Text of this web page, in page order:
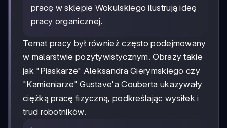
pracę w sklepie Wokulskiego ilustrują ideę
pracy organicznej.
Temat pracy był również często podejmowany
w malarstwie pozytywistycznym. Obrazy takie
jak "Piaskarze" Aleksandra Gierymskiego czy
"Kamieniarze" Gustave'a Couberta ukazywały
ciężką pracę fizyczną, podkreślając wysiłek i
trud robotników.